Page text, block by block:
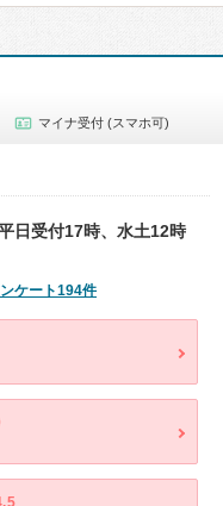
マイナ受付 (スマホ可)
日受付17時、水土12時
ケート194件